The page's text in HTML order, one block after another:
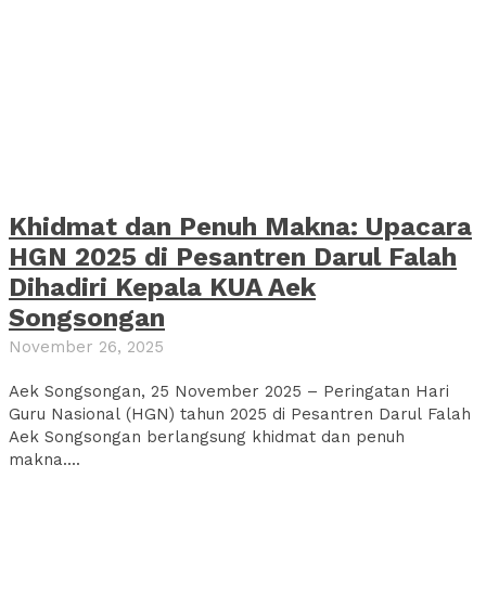
Khidmat dan Penuh Makna: Upacara
HGN 2025 di Pesantren Darul Falah
Dihadiri Kepala KUA Aek
Songsongan
November 26, 2025
Aek Songsongan, 25 November 2025 – Peringatan Hari
Guru Nasional (HGN) tahun 2025 di Pesantren Darul Falah
Aek Songsongan berlangsung khidmat dan penuh
makna....